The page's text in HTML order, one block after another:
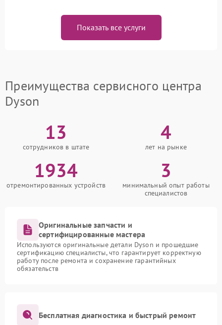
Показать все услуги
Преимущества сервисного центра
Dyson
13
сотрудников в штате
4
лет на рынке
1934
отремонтированных устройств
3
минимальный опыт работы
специалистов
Оригинальные запчасти и
сертифицированные мастера
Используются оригинальные детали Dyson и прошедшие
сертификацию специалисты, что гарантирует корректную
работу после ремонта и сохранение гарантийных
обязательств
Бесплатная диагностика и быстрый ремонт